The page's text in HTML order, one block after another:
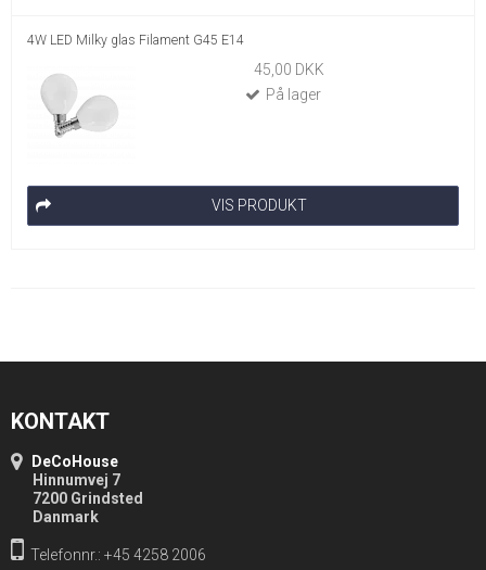
4W LED Milky glas Filament G45 E14
45,00 DKK
På lager
VIS PRODUKT
KONTAKT
DeCoHouse
Hinnumvej 7
7200 Grindsted
Danmark
Telefonnr.: +45 4258 2006